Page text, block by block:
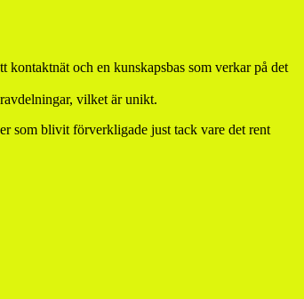
och en kunskapsbas som verkar på det
vilket är unikt.
som blivit förverkligade just tack vare det rent